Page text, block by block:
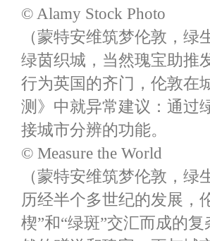
© Alamy Stock Photo
（蒙特安维筑梦伦敦，绿
绿茵织城，当然瑰宝助推
行为英国的齐门，伦敦在
测》中就异常建议：通过
接城市分辨的功能。
© Measure the World
（蒙特安维筑梦伦敦，绿
历经半个多世纪的发展，
楔”和“绿斑”交汇而成的